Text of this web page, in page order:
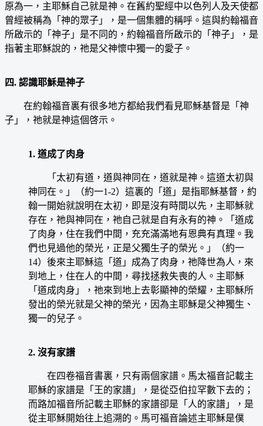
原為一，主耶穌自己就是神。在舊約聖經中以色列人及天使都
曾經被稱為「神的眾子」，是一個集體的稱呼。這與約翰福音
所啟示的「神子」是不同的，約翰福音所啟示的「神子」，是
指著主耶穌說的，祂是父神懷中獨一的愛子。
四. 認識耶穌是神子
在約翰福音裏有很多地方都給我們看見耶穌基督是「神
子」，祂就是神這個啓示。
1. 道成了肉身
「太初有道，道與神同在，道就是神。這道太初與
神同在。」（約一1-2）這裏的「道」是指耶穌基督，約
翰一開始就說明在太初，即是沒有時間以先，主耶穌就
存在，祂與神同在，祂自己就是自有永有的神。「道成
了肉身，住在我們中間，充充滿滿地有恩典有真理。我
們也見過他的榮光，正是父獨生子的榮光。」（約一
14）後來主耶穌這「道」成為了肉身，祂降世為人，來
到地上，住在人的中間，尋找拯救失喪的人。主耶穌
「道成肉身」，祂來到地上去彰顯神的榮耀，主耶穌所
發出的榮光就是父神的榮光，因為主耶穌是父神獨生、
獨一的兒子。
2. 沒有家譜
在四卷福音書裏，只有兩個家譜。馬太福音記載主
耶穌的家譜是「王的家譜」，是從亞伯拉罕數下去的；
而路加福音所記載主耶穌的家譜卻是「人的家譜」，是
從主耶穌開始往上追溯的。馬可福音論述主耶穌是僕